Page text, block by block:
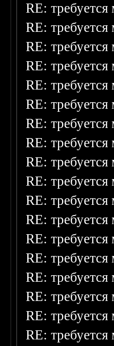
RE: требуется
RE: требуется
RE: требуется
RE: требуется
RE: требуется
RE: требуется
RE: требуется
RE: требуется
RE: требуется
RE: требуется
RE: требуется
RE: требуется
RE: требуется
RE: требуется
RE: требуется
RE: требуется
RE: требуется
RE: требуется